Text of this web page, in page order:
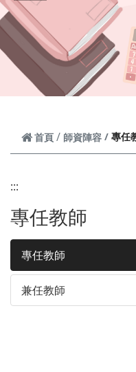
首頁 師資陣容 專任
:::
專任教師
專任教師
兼任教師